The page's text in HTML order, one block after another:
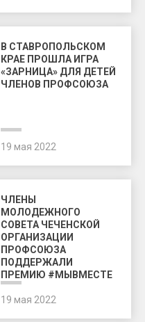
В СТАВРОПОЛЬСКОМ
КРАЕ ПРОШЛА ИГРА
«ЗАРНИЦА» ДЛЯ ДЕТЕЙ
ЧЛЕНОВ ПРОФСОЮЗА
19 мая 2022
ЧЛЕНЫ
МОЛОДЕЖНОГО
СОВЕТА ЧЕЧЕНСКОЙ
ОРГАНИЗАЦИИ
ПРОФСОЮЗА
ПОДДЕРЖАЛИ
ПРЕМИЮ #МЫВМЕСТЕ
19 мая 2022